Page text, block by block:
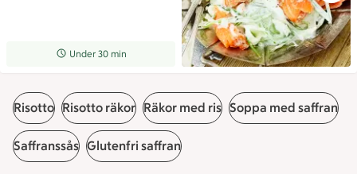
Receptet tar Under 30 min att tillaga
Under 30 min
Risotto Risotto räkor Räkor med ris Soppa med saffran
Saffranssås Glutenfri saffran